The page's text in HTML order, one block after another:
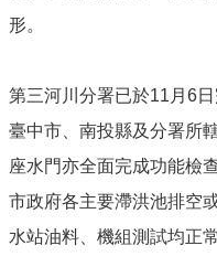
形。
第三河川分署已於11月6
臺中市、南投縣及分署所
座水門亦全面完成功能檢
市政府各主要滯洪池排空
水站油料、機組測試均正常